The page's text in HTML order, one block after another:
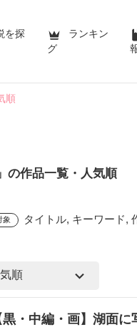
を探
ランキン
グ
順
の作品一覧・人気順
象 タイトル, キーワード,
黒・中編・画】湖面